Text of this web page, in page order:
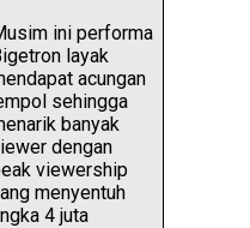
ini performa
layak
acungan
sehingga
banyak
dengan
viewership
menyentuh
4 juta